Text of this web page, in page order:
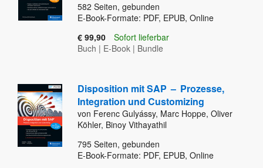
582 Seiten, gebunden
E-Book-Formate: PDF, EPUB, Online
€ 99,90
Sofort lieferbar
Buch | E-Book | Bundle
Disposition mit SAP – Prozesse,
Integration und Customizing
von Ferenc Gulyássy, Marc Hoppe, Oliver
Köhler, Binoy Vithayathil
795 Seiten, gebunden
E-Book-Formate: PDF, EPUB, Online